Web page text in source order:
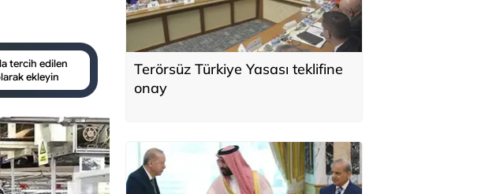
tercih edilen
ekleyin
Terörsüz Türkiye Yasası teklifine
onay